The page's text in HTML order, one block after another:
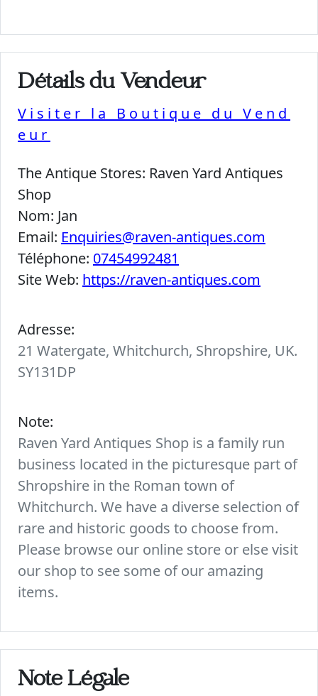
Détails du Vendeur
Visiter la Boutique du Vend
eur
The Antique Stores: Raven Yard Antiques
Shop
Nom: Jan
Email: Enquiries@raven-antiques.com
Téléphone: 07454992481
Site Web: https://raven-antiques.com
Adresse:
21 Watergate, Whitchurch, Shropshire, UK.
SY131DP
Note:
Raven Yard Antiques Shop is a family run
business located in the picturesque part of
Shropshire in the Roman town of
Whitchurch. We have a diverse selection of
rare and historic goods to choose from.
Please browse our online store or else visit
our shop to see some of our amazing
items.
Note Légale